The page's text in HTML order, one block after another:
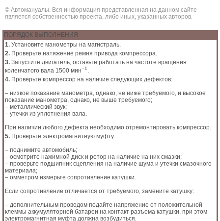
© Автомануалы. Вся информация представленная на данном сайте
является собственностью проекта, либо иных, указанных авторов.
ПОРЯДОК ВЫПОЛНЕНИЯ
1. Установите манометры на магистраль.
2. Проверьте натяжение ремня привода компрессора.
3. Запустите двигатель, оставьте работать на частоте вращения
коленчатого вала 1500 мин–1 .
4. Проверьте компрессор на наличие следующих дефектов:
– низкое показание манометра, однако, не ниже требуемого, и высокое
показание манометра, однако, не выше требуемого;
– металлический звук;
– утечки из уплотнения вала.
При наличии любого дефекта необходимо отремонтировать компрессор.
5. Проверьте электромагнитную муфту:
– поднимите автомобиль;
– осмотрите нажимной диск и ротор на наличие на них смазки;
– проверьте подшипник сцепления на наличие шума и утечки смазочного
материала;
– омметром измерьте сопротивление катушки.
Если сопротивление отличается от требуемого, замените катушку:
– дополнительным проводом подайте напряжение от положительной
клеммы аккумуляторной батареи на контакт разъема катушки, при этом
электромагнитная муфта должна возбудиться.